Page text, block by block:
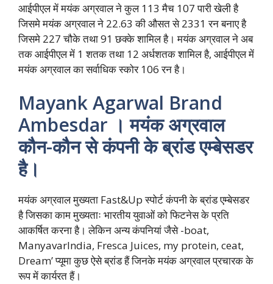
आईपीएल में मयंक अग्रवाल ने कुल 113 मैच 107 पारी खेली है
जिसमे मयंक अग्रवाल ने 22.63 की औसत से 2331 रन बनाए है
जिसमे 227 चौके तथा 91 छक्के शामिल है। मयंक अग्रवाल ने अब
तक आईपीएल में 1 शतक तथा 12 अर्धशतक शामिल है, आईपीएल में
मयंक अग्रवाल का सर्वाधिक स्कोर 106 रन है।
Mayank Agarwal Brand
Ambesdar । मयंक अग्रवाल
कौन-कौन से कंपनी के ब्रांड एम्बेसडर
है।
मयंक अग्रवाल मुख्यता Fast&Up स्पोर्ट कंपनी के ब्रांड एम्बेसडर
है जिसका काम मुख्यताः भारतीय युवाओं को फिटनेस के प्रति
आकर्षित करना है। लेकिन अन्य कंपनियां जैसे -boat,
ManyavarIndia, Fresca Juices, my protein, ceat,
Dream’ प्यूमा कुछ ऐसे ब्रांड हैं जिनके मयंक अग्रवाल प्रचारक के
रूप में कार्यरत हैं।